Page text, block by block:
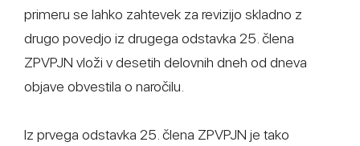
primeru se lahko zahtevek za revizijo skladno z
drugo povedjo iz drugega odstavka 25. člena
ZPVPJN vloži v desetih delovnih dneh od dneva
objave obvestila o naročilu.
Iz prvega odstavka 25. člena ZPVPJN je tako